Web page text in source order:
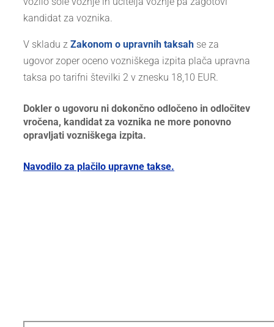
kandidat za voznika.
V skladu z Zakonom o upravnih taksah se za
ugovor zoper oceno vozniškega izpita plača upravna
taksa po tarifni številki 2 v znesku 18,10 EUR.
Dokler o ugovoru ni dokončno odločeno in odločitev
vročena, kandidat za voznika ne more ponovno
opravljati vozniškega izpita.
Navodilo za plačilo upravne takse.